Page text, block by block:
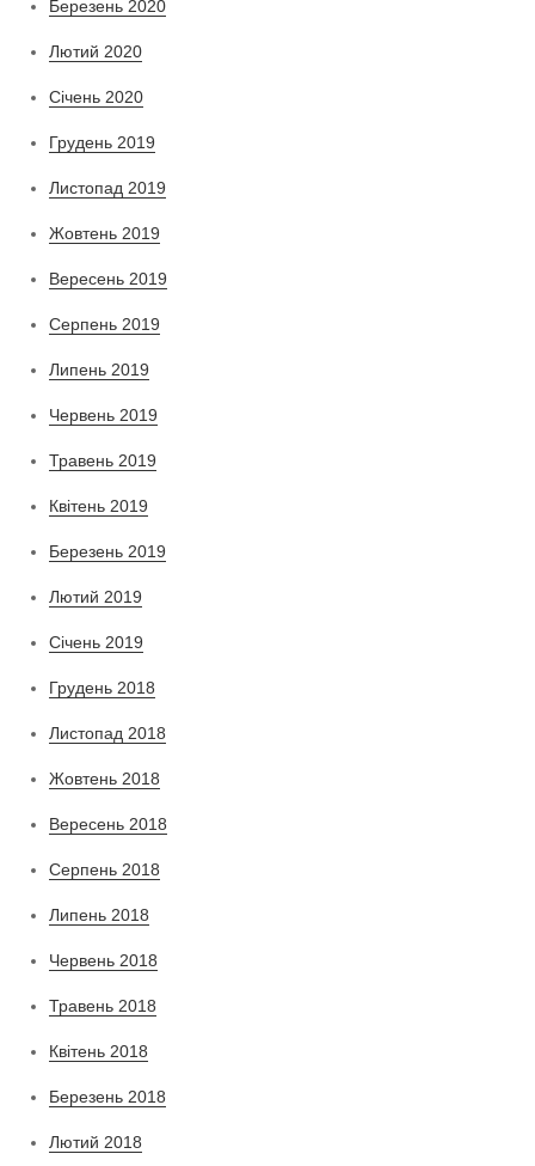
Березень 2020
Лютий 2020
Січень 2020
Грудень 2019
Листопад 2019
Жовтень 2019
Вересень 2019
Серпень 2019
Липень 2019
Червень 2019
Травень 2019
Квітень 2019
Березень 2019
Лютий 2019
Січень 2019
Грудень 2018
Листопад 2018
Жовтень 2018
Вересень 2018
Серпень 2018
Липень 2018
Червень 2018
Травень 2018
Квітень 2018
Березень 2018
Лютий 2018